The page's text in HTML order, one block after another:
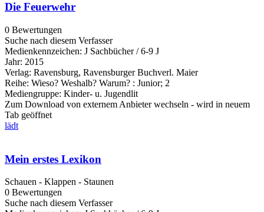
Die Feuerwehr
0 Bewertungen
Suche nach diesem Verfasser
Medienkennzeichen: J Sachbücher / 6-9 J
Jahr: 2015
Verlag: Ravensburg, Ravensburger Buchverl. Maier
Reihe: Wieso? Weshalb? Warum? : Junior; 2
Mediengruppe: Kinder- u. Jugendlit
Zum Download von externem Anbieter wechseln - wird in neuem
Tab geöffnet
lädt
Mein erstes Lexikon
Schauen - Klappen - Staunen
0 Bewertungen
Suche nach diesem Verfasser